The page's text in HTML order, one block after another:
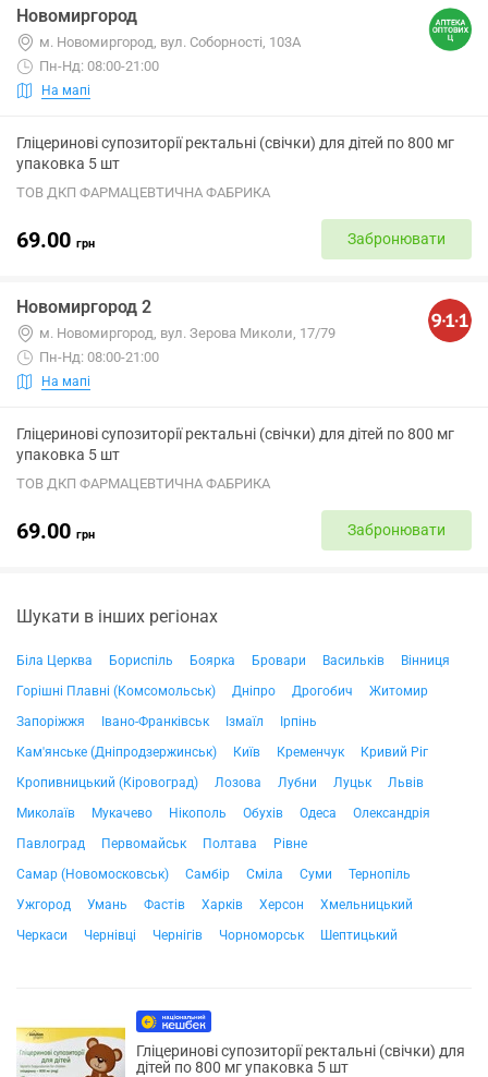
Новомиргород
м. Новомиргород, вул. Соборності, 103А
Пн-Нд: 08:00-21:00
На мапі
Гліцеринові супозиторії ректальні (свічки) для дітей по 800 мг
упаковка 5 шт
ТОВ ДКП ФАРМАЦЕВТИЧНА ФАБРИКА
69.00 грн Забронювати
Новомиргород 2
м. Новомиргород, вул. Зерова Миколи, 17/79
Пн-Нд: 08:00-21:00
На мапі
Гліцеринові супозиторії ректальні (свічки) для дітей по 800 мг
упаковка 5 шт
ТОВ ДКП ФАРМАЦЕВТИЧНА ФАБРИКА
69.00 грн Забронювати
Шукати в інших регіонах
Біла Церква Бориспіль Боярка Бровари Васильків
Вінниця
Горішні Плавні (Комсомольськ)
Дніпро Дрогобич
Житомир
Запоріжжя
Івано-Франківськ Ізмаїл
Ірпінь
Кам'янське (Дніпродзержинськ)
Київ Кременчук
Кривий Ріг
Кропивницький (Кіровоград)
Лозова Лубни Луцьк
Львів
Миколаїв
Мукачево Нікополь Обухів Одеса
Олександрія
Павлоград
Первомайськ Полтава
Рівне
Самар (Новомосковськ)
Самбір Сміла Суми
Тернопіль
Ужгород
Умань Фастів Харків Херсон
Хмельницький
Черкаси
Чернівці Чернігів Чорноморськ Шептицький
Гліцеринові супозиторії ректальні (свічки) для
дітей по 800 мг упаковка 5 шт